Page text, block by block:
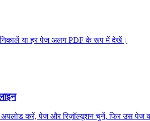
या हर पेज अलग PDF के रूप में देखें।
अपलोड करें, पेज और रिज़ॉल्यूशन चुनें, फिर उस पेज